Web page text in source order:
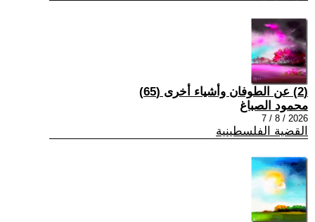
(2) عن الطوفان وأشياء أخرى (65)
محمود الصباغ
2026 / 8 / 7
القضية الفلسطينية